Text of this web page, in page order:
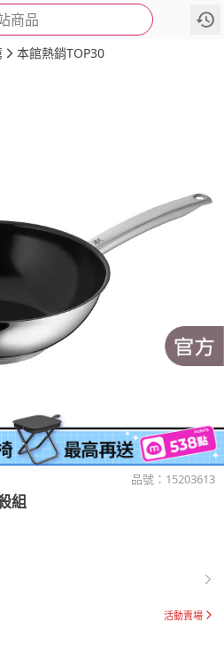
商品
詳情
本館熱銷TOP30
品號： 15203613
組
活動賣場